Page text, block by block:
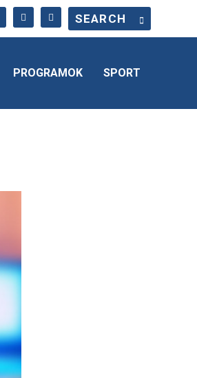
PROGRAMOK SPORT